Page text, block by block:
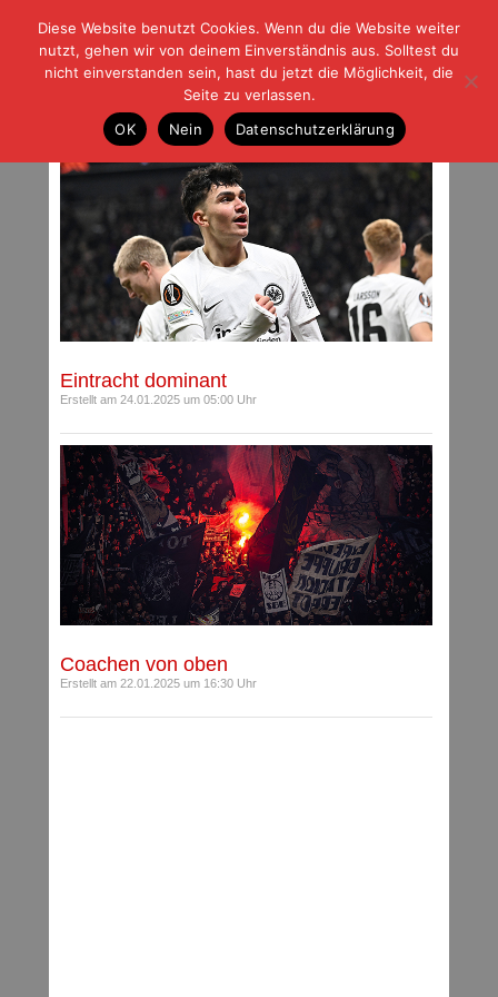
| | |BLOG-GFußball und der Rest
HOME|REGELN|IMPRESSUM |DATENSCHUTZ
Beiträge mit Schlagwort: Ferencvárosi TC
Eintracht dominant
Erstellt am 24.01.2025 um 05:00 Uhr
Coachen von oben
Erstellt am 22.01.2025 um 16:30 Uhr
Diese Website benutzt Cookies. Wenn du die Website weiter
nutzt, gehen wir von deinem Einverständnis aus. Solltest du
nicht einverstanden sein, hast du jetzt die Möglichkeit, die
Seite zu verlassen.
OK
Nein Datenschutzerklärung